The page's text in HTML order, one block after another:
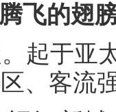
飞的翅
起于亚
、客流